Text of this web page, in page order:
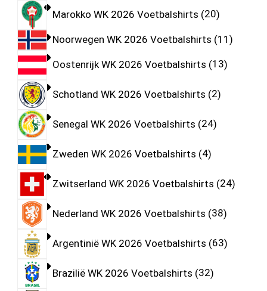
Marokko WK 2026 Voetbalshirts 20
Noorwegen WK 2026 Voetbalshirts 11
Oostenrijk WK 2026 Voetbalshirts 13
Schotland WK 2026 Voetbalshirts 2
Senegal WK 2026 Voetbalshirts 24
Zweden WK 2026 Voetbalshirts 4
Zwitserland WK 2026 Voetbalshirts 24
Nederland WK 2026 Voetbalshirts 38
Argentinië WK 2026 Voetbalshirts 63
Brazilië WK 2026 Voetbalshirts 32